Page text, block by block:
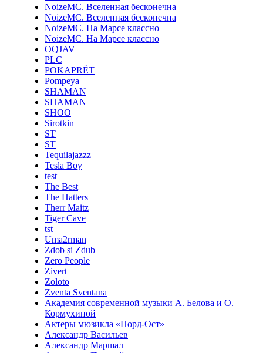
NoizeMC. Вселенная бесконечна
NoizeMC. Вселенная бесконечна
NoizeMC. На Марсе классно
NoizeMC. На Марсе классно
OQJAV
PLC
POKAPRЁT
Pompeya
SHAMAN
SHAMAN
SHOO
Sirotkin
ST
ST
Tequilajazzz
Tesla Boy
test
The Best
The Hatters
Therr Maitz
Tiger Cave
tst
Uma2rman
Zdob și Zdub
Zero People
Zivert
Zoloto
Zventa Sventana
Академия современной музыки А. Белова и О.
Кормухиной
Актеры мюзикла «Норд-Ост»
Александр Васильев
Александр Маршал